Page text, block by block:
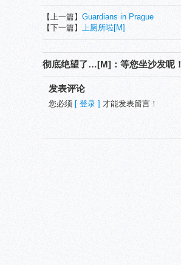
【上一篇】 Guardians in Prague
【下一篇】 上厕所啦[M]
彻底绝望了…[M]：等您坐沙发呢！
发表评论
您必须 [ 登录 ] 才能发表留言！